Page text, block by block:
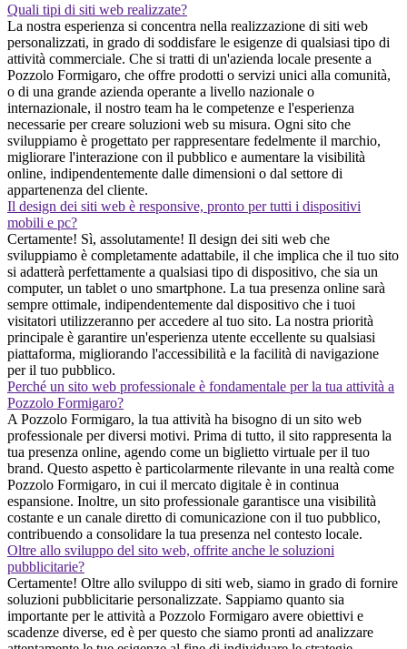
Quali tipi di siti web realizzate?
La nostra esperienza si concentra nella realizzazione di siti web
personalizzati, in grado di soddisfare le esigenze di qualsiasi tipo di
attività commerciale. Che si tratti di un'azienda locale presente a
Pozzolo Formigaro, che offre prodotti o servizi unici alla comunità,
o di una grande azienda operante a livello nazionale o
internazionale, il nostro team ha le competenze e l'esperienza
necessarie per creare soluzioni web su misura. Ogni sito che
sviluppiamo è progettato per rappresentare fedelmente il marchio,
migliorare l'interazione con il pubblico e aumentare la visibilità
online, indipendentemente dalle dimensioni o dal settore di
appartenenza del cliente.
Il design dei siti web è responsive, pronto per tutti i dispositivi
mobili e pc?
Certamente! Sì, assolutamente! Il design dei siti web che
sviluppiamo è completamente adattabile, il che implica che il tuo sito
si adatterà perfettamente a qualsiasi tipo di dispositivo, che sia un
computer, un tablet o uno smartphone. La tua presenza online sarà
sempre ottimale, indipendentemente dal dispositivo che i tuoi
visitatori utilizzeranno per accedere al tuo sito. La nostra priorità
principale è garantire un'esperienza utente eccellente su qualsiasi
piattaforma, migliorando l'accessibilità e la facilità di navigazione
per il tuo pubblico.
Perché un sito web professionale è fondamentale per la tua attività a
Pozzolo Formigaro?
A Pozzolo Formigaro, la tua attività ha bisogno di un sito web
professionale per diversi motivi. Prima di tutto, il sito rappresenta la
tua presenza online, agendo come un biglietto virtuale per il tuo
brand. Questo aspetto è particolarmente rilevante in una realtà come
Pozzolo Formigaro, in cui il mercato digitale è in continua
espansione. Inoltre, un sito professionale garantisce una visibilità
costante e un canale diretto di comunicazione con il tuo pubblico,
contribuendo a consolidare la tua presenza nel contesto locale.
Oltre allo sviluppo del sito web, offrite anche le soluzioni
pubblicitarie?
Certamente! Oltre allo sviluppo di siti web, siamo in grado di fornire
soluzioni pubblicitarie personalizzate. Sappiamo quanto sia
importante per le attività a Pozzolo Formigaro avere obiettivi e
scadenze diverse, ed è per questo che siamo pronti ad analizzare